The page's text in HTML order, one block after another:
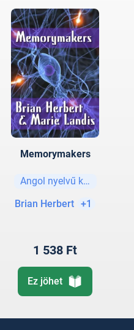
Memorymakers
Angol nyelvű könyvek
Brian Herbert +1
1 538 Ft
Ez jöhet